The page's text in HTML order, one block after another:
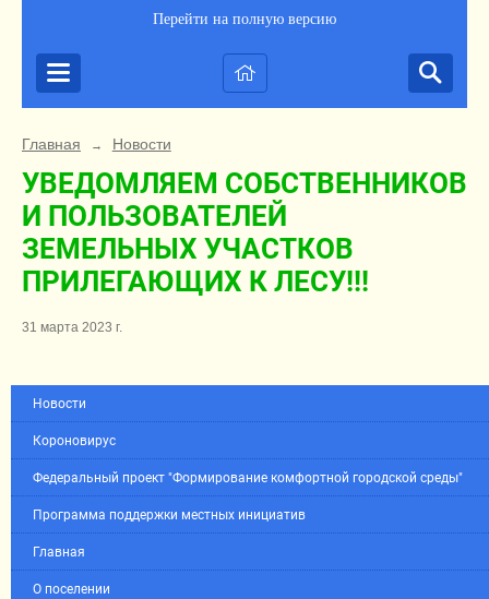
Перейти на полную версию
Главная → Новости
УВЕДОМЛЯЕМ СОБСТВЕННИКОВ
И ПОЛЬЗОВАТЕЛЕЙ
ЗЕМЕЛЬНЫХ УЧАСТКОВ
ПРИЛЕГАЮЩИХ К ЛЕСУ!!!
31 марта 2023 г.
Новости
Короновирус
Федеральный проект "Формирование комфортной городской среды"
Программа поддержки местных инициатив
Главная
О поселении